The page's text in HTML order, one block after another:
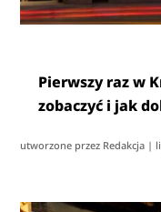
Pierwszy raz w
zobaczyć i jak
utworzone przez Redakcja |